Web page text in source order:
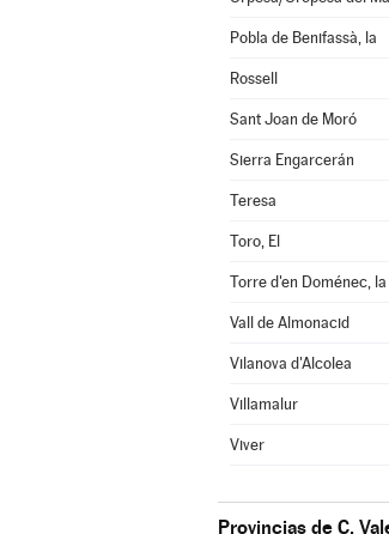
Pobla de Benifassà, la
Rossell
Sant Joan de Moró
Sierra Engarcerán
Teresa
Toro, El
Torre d'en Doménec, la
Vall de Almonacid
Vilanova d'Alcolea
Villamalur
Viver
Provincias de C.